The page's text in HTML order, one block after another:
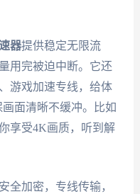
器提供稳定无限流
用完被迫中断。它还
游戏加速专线，给体
面清晰不缓冲。比如
享受4K画质，听到解
全加密，专线传输，